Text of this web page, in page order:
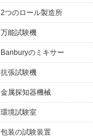
2つのロール製造所
万能試験機
Banburyのミキサー
抗張試験機
金属探知器機械
環境試験室
包装の試験装置